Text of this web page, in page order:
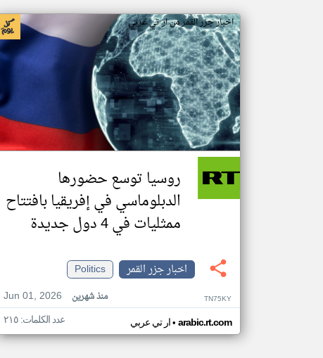
اخبار جزر القمر من ار تي عربي
روسيا توسع حضورها
الدبلوماسي في إفريقيا بافتتاح
ممثليات في 4 دول جديدة
اخبار جزر القمر
Politics
Jun 01, 2026
منذ شهرين TN75KY
ار تي عربي• arabic.rt.com عدد الكلمات: ٢١٥